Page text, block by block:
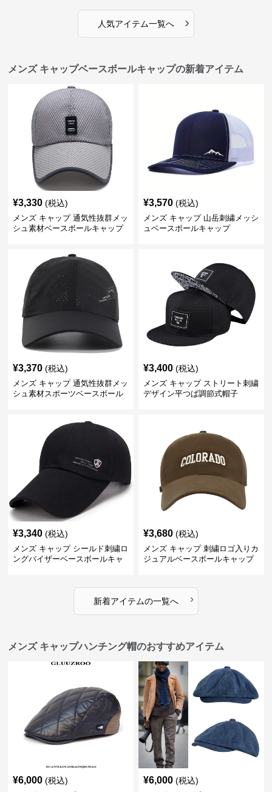
人気アイテム一覧へ ›
メンズ キャップベースボールキャップの新着アイテム
¥3,330 (税込)
メンズ キャップ 通気性抜群メッ
シュ素材ベースボールキャップ
¥3,570 (税込)
メンズ キャップ 山岳刺繍メッシ
ュベースボールキャップ
¥3,370 (税込)
メンズ キャップ 通気性抜群メッ
シュ素材スポーツベースボール
¥3,400 (税込)
メンズ キャップ ストリート刺繍
デザイン平つば調節式帽子
¥3,340 (税込)
メンズ キャップ シールド刺繍ロ
ングバイザーベースボールキャ
¥3,680 (税込)
メンズ キャップ 刺繍ロゴ入りカ
ジュアルベースボールキャップ
新着アイテムの一覧へ ›
メンズ キャップハンチング帽のおすすめアイテム
¥6,000 (税込) ¥6,000 (税込)